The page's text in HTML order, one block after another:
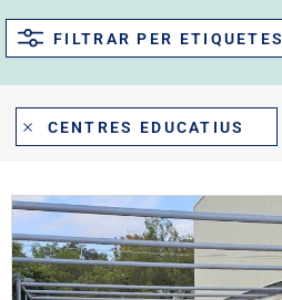
FILTRAR PER ETIQUETES
CENTRES EDUCATIUS